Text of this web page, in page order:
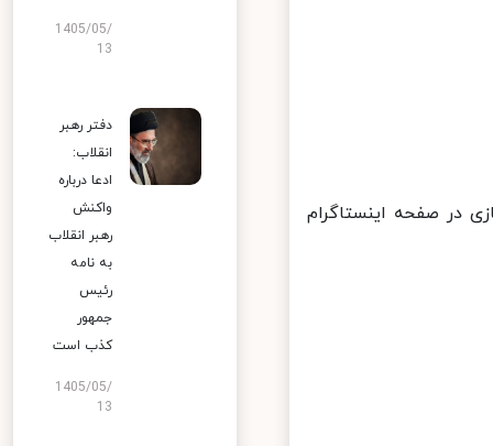
۱۸ الی ۱۹:۳۰ به صورت مجازی در صفحه اینستاگرام
1405/05/
13
دفتر رهبر
انقلاب:
ادعا درباره
واکنش
رهبر انقلاب
به نامه
رئیس
جمهور
کذب است
1405/05/
13